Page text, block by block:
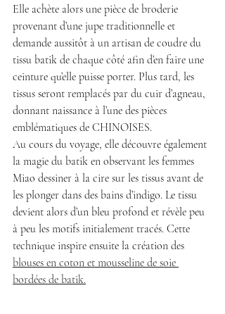
Elle achète alors une pièce de broderie
provenant d’une jupe traditionnelle et
demande aussitôt à un artisan de coudre du
tissu batik de chaque côté afin d’en faire une
ceinture qu’elle puisse porter. Plus tard, les
tissus seront remplacés par du cuir d’agneau,
donnant naissance à l’une des pièces
emblématiques de CHINOISES.
Au cours du voyage, elle découvre également
la magie du batik en observant les femmes
Miao dessiner à la cire sur les tissus avant de
les plonger dans des bains d’indigo. Le tissu
devient alors d’un bleu profond et révèle peu
à peu les motifs initialement tracés. Cette
technique inspire ensuite la création des
blouses en coton et mousseline de soie
bordées de batik.